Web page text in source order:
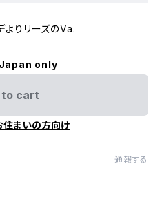
よりリーズのVa.
only
to cart
住まいの方向け
通報する